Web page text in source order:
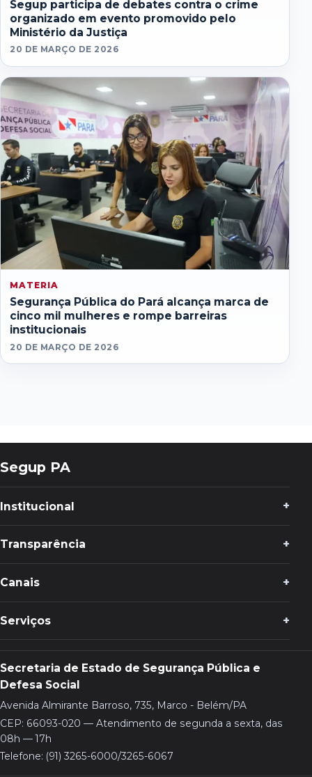
Segup participa de debates contra o crime
organizado em evento promovido pelo
Ministério da Justiça
20 DE MARÇO DE 2026
MATERIA
Segurança Pública do Pará alcança marca de
cinco mil mulheres e rompe barreiras
institucionais
20 DE MARÇO DE 2026
Segup PA
Institucional
Transparência
Canais
Serviços
Secretaria de Estado de Segurança Pública e
Defesa Social
Avenida Almirante Barroso, 735, Marco - Belém/PA
CEP: 66093-020 — Atendimento de segunda a sexta, das
08h — 17h
Telefone: (91) 3265-6000/3265-6067